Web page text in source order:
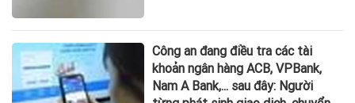
Công an đang điều tra các tài
khoản ngân hàng ACB, VPBank,
Nam A Bank,... sau đây: Người